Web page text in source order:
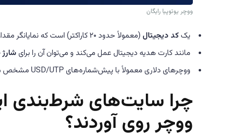
ووچر یوتوپیا رایگان
یککد دیجیتال (معمولاً حدود ۲۰ کاراکتر) است که نمایانگر مقدار مشخصی از ارز Utopia (UUSD یا کریپتون CRP) می‌باشد.
مانند کارت هدیه دیجیتال عمل می‌کند و می‌توان آن را برای
ووچرهای دلاری معمولاً با پیش‌شماره‌های USD/UTP مشخص می‌شوند.
چرا سایت‌های شرط‌بندی
ووچر روی آوردند؟